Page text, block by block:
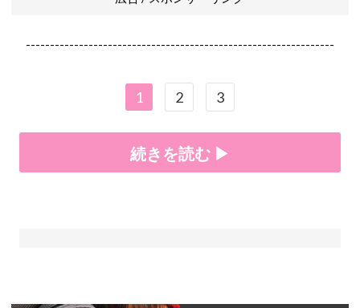
----------------------------------------------------------------
1 2 3
続きを読む ▶